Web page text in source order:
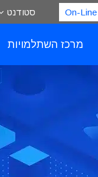
סטודנט
מרכז השתלמויות